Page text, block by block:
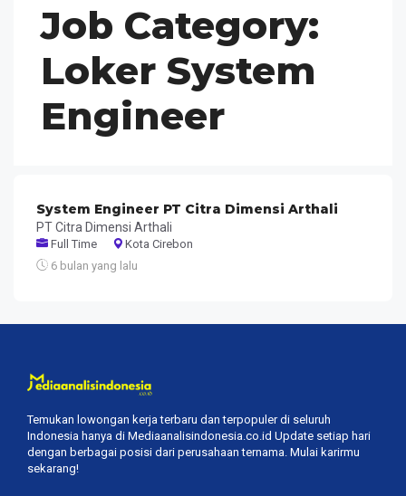
Job Category:
Loker System
Engineer
System Engineer PT Citra Dimensi Arthali
PT Citra Dimensi Arthali
Full Time
Kota Cirebon
6 bulan yang lalu
Temukan lowongan kerja terbaru dan terpopuler di seluruh
Indonesia hanya di Mediaanalisindonesia.co.id Update setiap hari
dengan berbagai posisi dari perusahaan ternama. Mulai karirmu
sekarang!